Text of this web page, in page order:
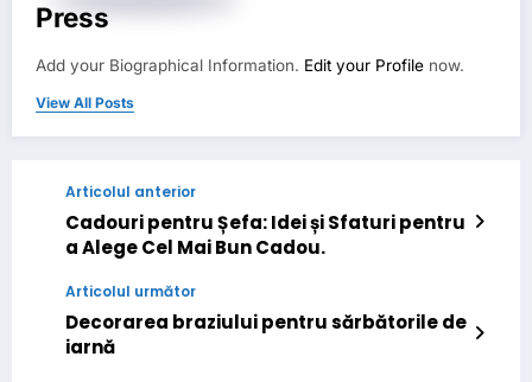
Press
Add your Biographical Information. Edit your Profile now.
View All Posts
Articolul anterior
Cadouri pentru Șefa: Idei și Sfaturi pentru
a Alege Cel Mai Bun Cadou.
Articolul următor
Decorarea braziului pentru sărbătorile de
iarnă